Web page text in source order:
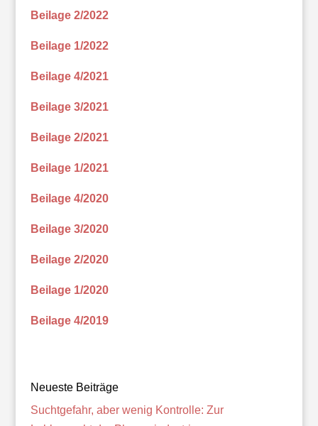
Beilage 2/2022
Beilage 1/2022
Beilage 4/2021
Beilage 3/2021
Beilage 2/2021
Beilage 1/2021
Beilage 4/2020
Beilage 3/2020
Beilage 2/2020
Beilage 1/2020
Beilage 4/2019
Neueste Beiträge
Suchtgefahr, aber wenig Kontrolle: Zur